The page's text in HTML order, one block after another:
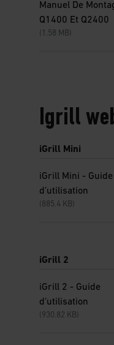
Manuel De
Q1400 Et Q2400
(1.58 MB)
Igrill
iGrill Mini
iGrill Mini - Guide
d’utilisation
(885.4 KB)
iGrill 2
iGrill 2 - Guide
d’utilisation
(930.82 KB)